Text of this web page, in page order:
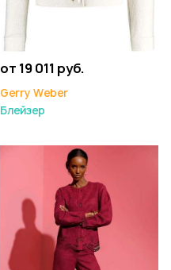
от 19 011 руб.
Gerry Weber
Блейзер